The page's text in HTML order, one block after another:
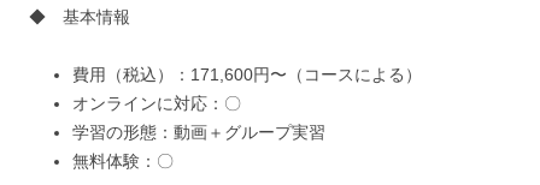
◆ 基本情報
費用（税込）：171,600円〜（コースによる）
オンラインに対応：〇
学習の形態：動画＋グループ実習
無料体験：〇